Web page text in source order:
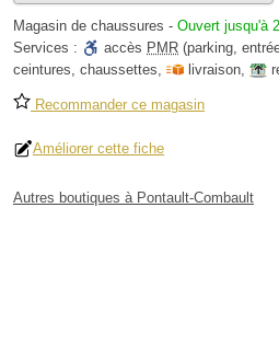
Magasin de chaussures - Ouvert jusqu'à
Services :
accès PMR (parking,
ceintures, chaussettes, livraison,
Recommander ce magasin
Améliorer cette fiche
Autres boutiques à Pontault-Combault